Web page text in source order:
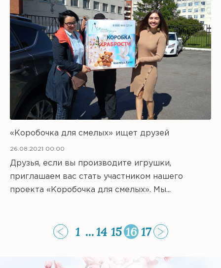
«Коробочка для смелых» ищет друзей
26.08.2021 00:00
Друзья, если вы производите игрушки,
приглашаем вас стать участником нашего
проекта «Коробочка для смелых». Мы...
1 ...14 15 16 17